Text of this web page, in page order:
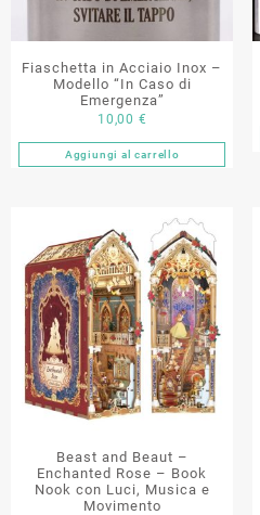
Fiaschetta in Acciaio Inox –
Modello “In Caso di
Emergenza”
10,00 €
Aggiungi al carrello
Beast and Beaut –
Enchanted Rose – Book
Nook con Luci, Musica e
Movimento